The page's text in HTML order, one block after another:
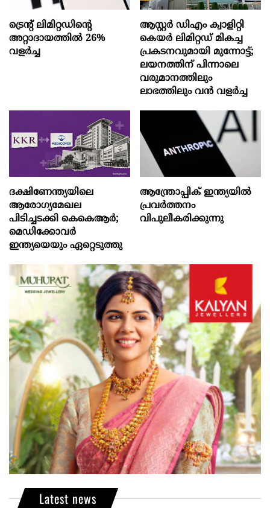
ട്രെന്റ് ലിമിറ്റഡിന്റെ
അറ്റാദായത്തിൽ 26%
വളര്‍ച്ച
ആസ്റ്റർ ഡിഎം ക്വാളിറ്റി
കെയർ ലിമിറ്റഡ് മികച്ച
പ്രകടനവുമായി മുന്നോട്ട്;
ലയനത്തിന് പിന്നാലെ
വരുമാനത്തിലും
ലാഭത്തിലും വൻ വളർച്ച
ദക്ഷിണേന്ത്യയിലെ
ആരോഗ്യമേഖല
പിടിച്ചടക്കി കെകെആർ;
മെഡിക്കോവർ
ഇന്ത്യയെയും ഏറ്റെടുത്തു
ആന്ത്രോപ്പിക് ഇന്ത്യയില്‍
പ്രവര്‍ത്തനം
വിപുലീകരിക്കുന്നു
Latest news